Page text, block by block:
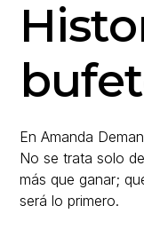
En Amanda
No se trata solo
más que ganar;
será lo primero.